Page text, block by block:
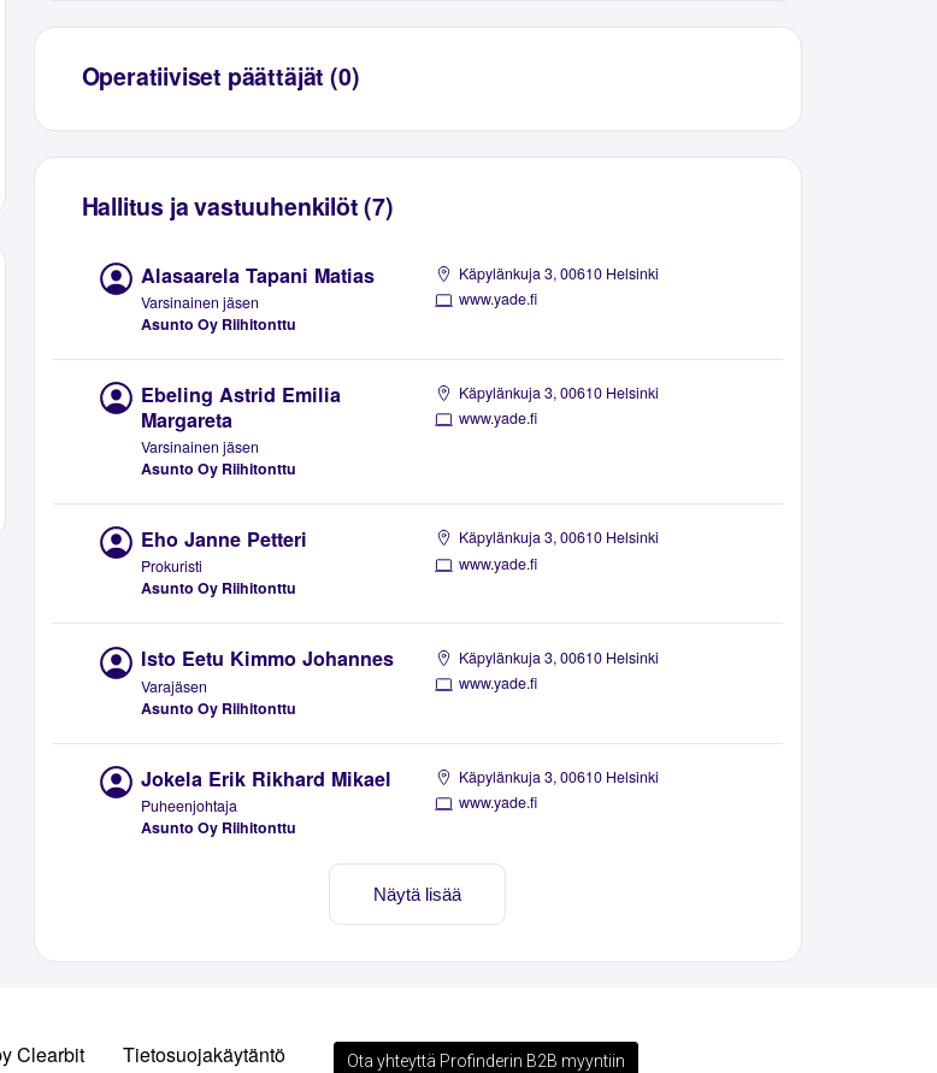
Operatiiviset päättäjät (0)
Hallitus ja vastuuhenkilöt (7)
Alasaarela Tapani Matias
Varsinainen jäsen
Asunto Oy Riihitonttu
Käpylänkuja 3, 00610 Helsinki
www.yade.fi
Ebeling Astrid Emilia
Margareta
Varsinainen jäsen
Asunto Oy Riihitonttu
Käpylänkuja 3, 00610 Helsinki
www.yade.fi
Eho Janne Petteri
Prokuristi
Asunto Oy Riihitonttu
Käpylänkuja 3, 00610 Helsinki
www.yade.fi
Isto Eetu Kimmo Johannes
Varajäsen
Asunto Oy Riihitonttu
Käpylänkuja 3, 00610 Helsinki
www.yade.fi
Jokela Erik Rikhard Mikael
Puheenjohtaja
Asunto Oy Riihitonttu
Käpylänkuja 3, 00610 Helsinki
www.yade.fi
Näytä lisää
Clearbit Tietosuojakäytäntö Ota yhteyttä Profinderin B2B myyntiin